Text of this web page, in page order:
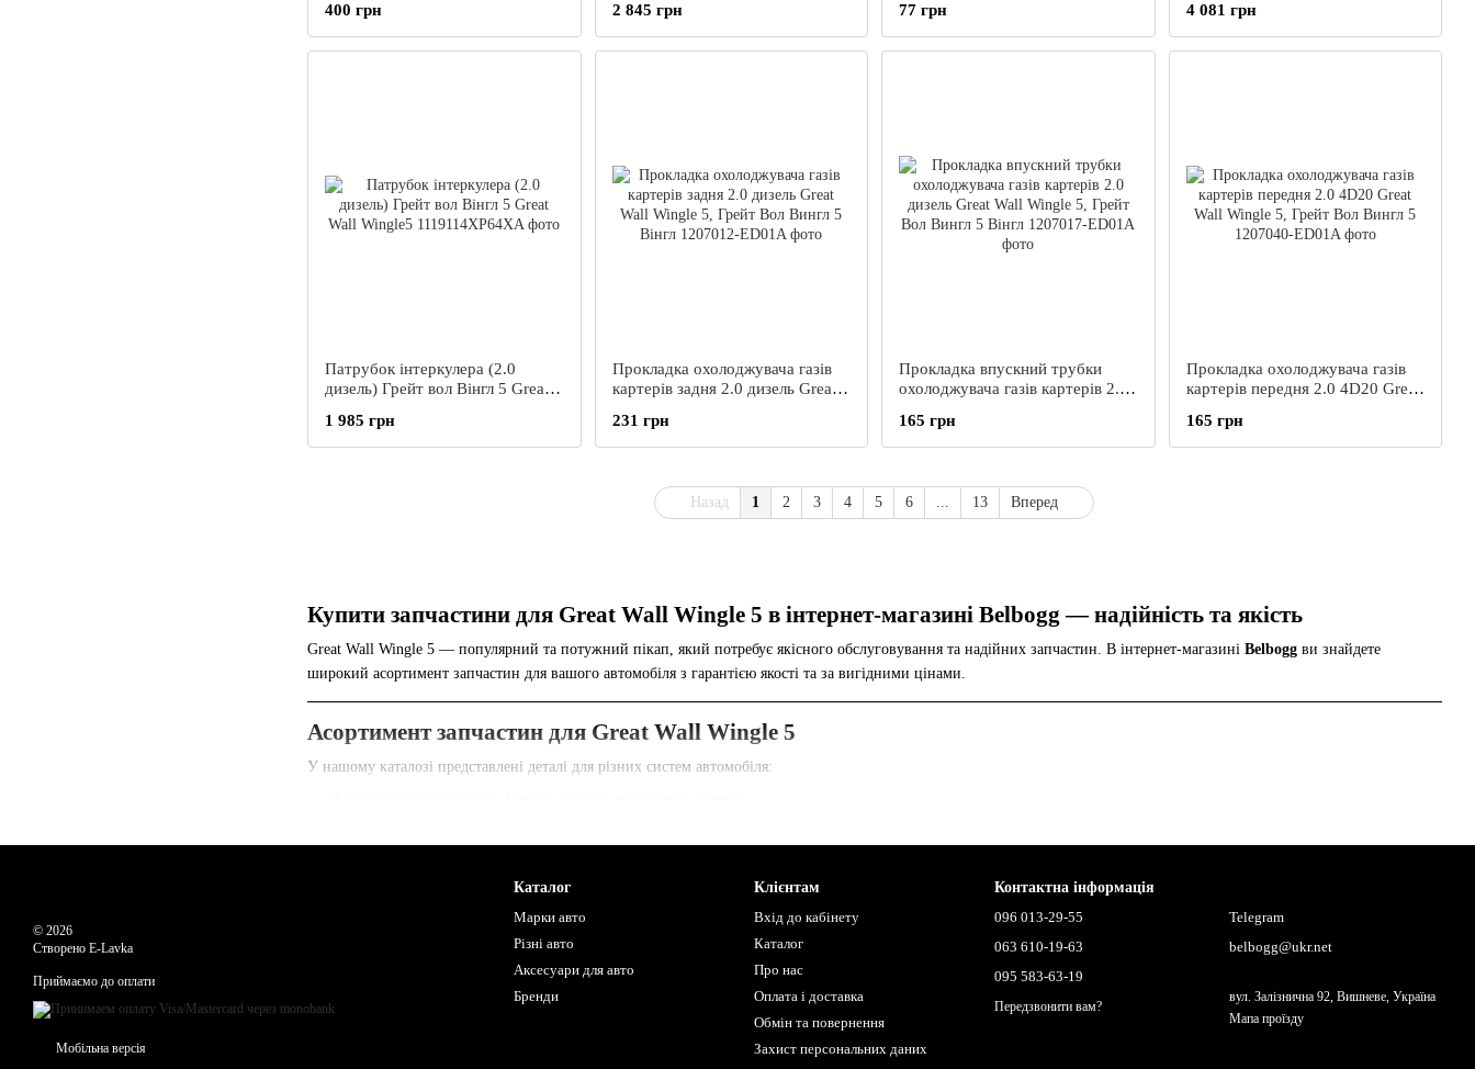
Купити запчастини для Great Wall Wingle 5 в інтернет-магазині Belbogg — надійність та якість
Great Wall Wingle 5 — популярний та потужний пікап, який потребує якісного обслуговування та надійних запчастин. В інтернет-магазині Belbogg ви знайдете
широкий асортимент запчастин для вашого автомобіля з гарантією якості та за вигідними цінами.
Асортимент запчастин для Great Wall Wingle 5
У нашому каталозі представлені деталі для різних систем автомобіля:
Усі запчастини проходять суворий контроль якості та підходять саме для Great Wall Wingle 5.
400 грн 2 845 грн
Вингл 5 Вінгл
77 грн
4 081 грн
Патрубок інтеркулера (2.0
дизель) Грейт вол Вінгл 5 Great
1 985 грн
Прокладка охолоджувача газів
картерів задня 2.0 дизель Great
Вінгл
231 грн
Прокладка впускний трубки
охолоджувача газів картерів 2.0
Грейт Вол Вингл 5 Вінгл
165 грн
Прокладка охолоджувача газів
картерів передня 2.0 4D20 Great
165 грн
Назад 1 2 3 4 5 6 ... 13 Вперед
© 2026
Створено E-Lavka
Приймаємо до оплати
Мобільна версія
Каталог
Марки авто
Різні авто
Аксесуари для авто
Бренди
Клієнтам
Вхід до кабінету
Каталог
Про нас
Оплата і доставка
Обмін та повернення
Захист персональних даних
Контактна інформація
096 013-29-55
063 610-19-63
095 583-63-19
Передзвонити вам?
Telegram
belbogg@ukr.net
вул. Залізнична 92, Вишневе, Україна
Мапа проїзду